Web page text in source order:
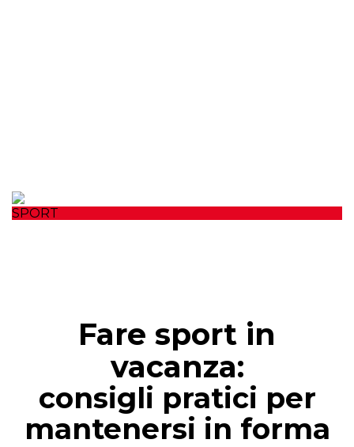
SPORT
Fare sport in
vacanza:
consigli pratici per
mantenersi in forma